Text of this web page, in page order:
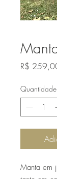
R$
Quantidade
Manta em